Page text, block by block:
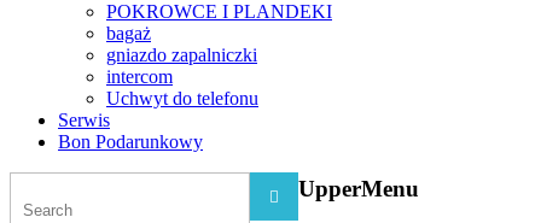
POKROWCE I PLANDEKI
bagaż
gniazdo zapalniczki
intercom
Uchwyt do telefonu
Serwis
Bon Podarunkowy
 UpperMenu